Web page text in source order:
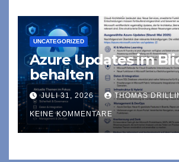
UNCATEGORIZED
Azure Updates im
behalten
JULI 31, 2026 THOMAS
KEINE KOMMENTARE